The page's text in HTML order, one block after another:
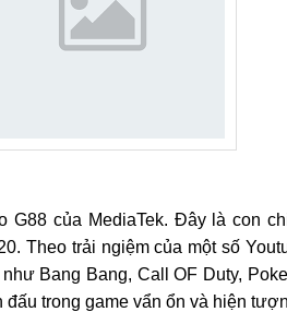
G88 của MediaTek. Đây là con
Theo trải ngiệm của một số
Bang Bang, Call OF Duty,
trong game vẩn ổn và hiện